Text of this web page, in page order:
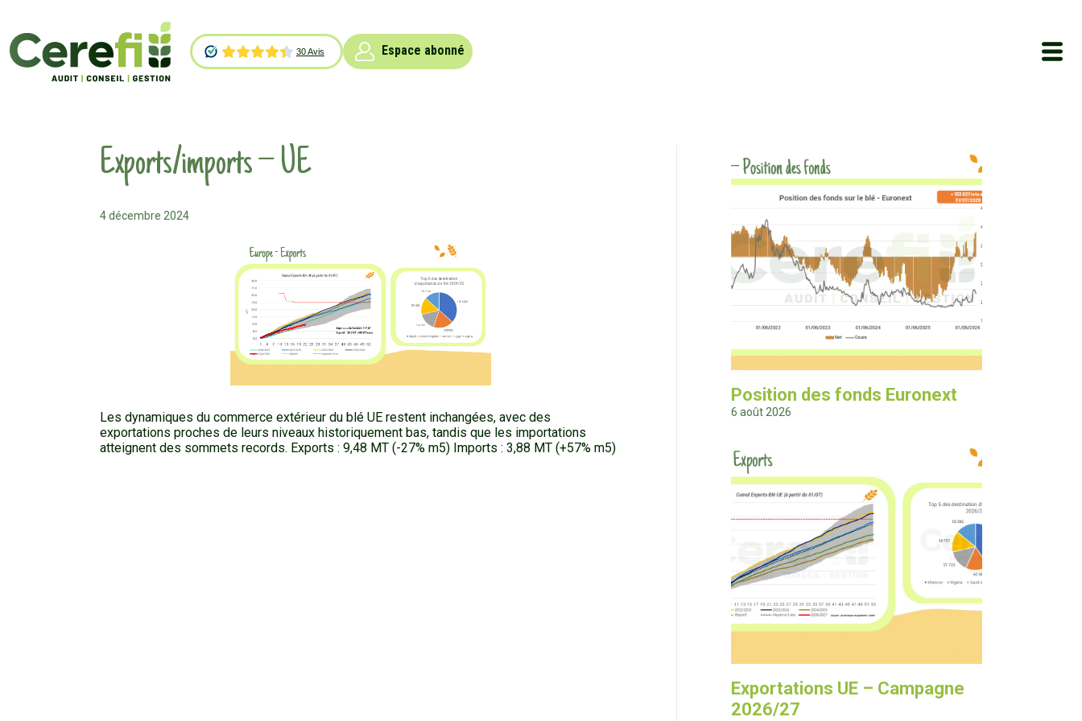
Espace abonné
Exports/imports – UE
4 décembre 2024
Les dynamiques du commerce extérieur du blé UE restent inchangées, avec des
exportations proches de leurs niveaux historiquement bas, tandis que les importations
atteignent des sommets records. Exports : 9,48 MT (-27% m5) Imports : 3,88 MT (+57% m5)
Position des fonds Euronext
6 août 2026
Exportations UE – Campagne
2026/27